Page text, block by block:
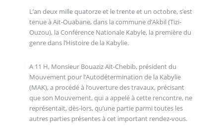
L’an deux mille quatorze et le trente et un octobre, s’est
tenue à Aït-Ouabane, dans la commune d’Akbil (Tizi-
Ouzou), la Conférence Nationale Kabyle, la première du
genre dans l’Histoire de la Kabylie.
A 11 H, Monsieur Bouaziz Aït-Chebib, président du
Mouvement pour l’Autodétermination de la Kabylie
(MAK), a procédé à l’ouverture des travaux, précisant
que son Mouvement, qui a appelé à cette rencontre, ne
représentait, dès-lors, qu’une partie parmi toutes les
autres parties présentes à cet important rendez-vous.